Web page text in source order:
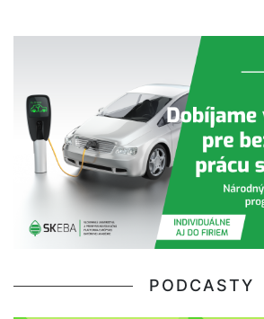
PODCASTY